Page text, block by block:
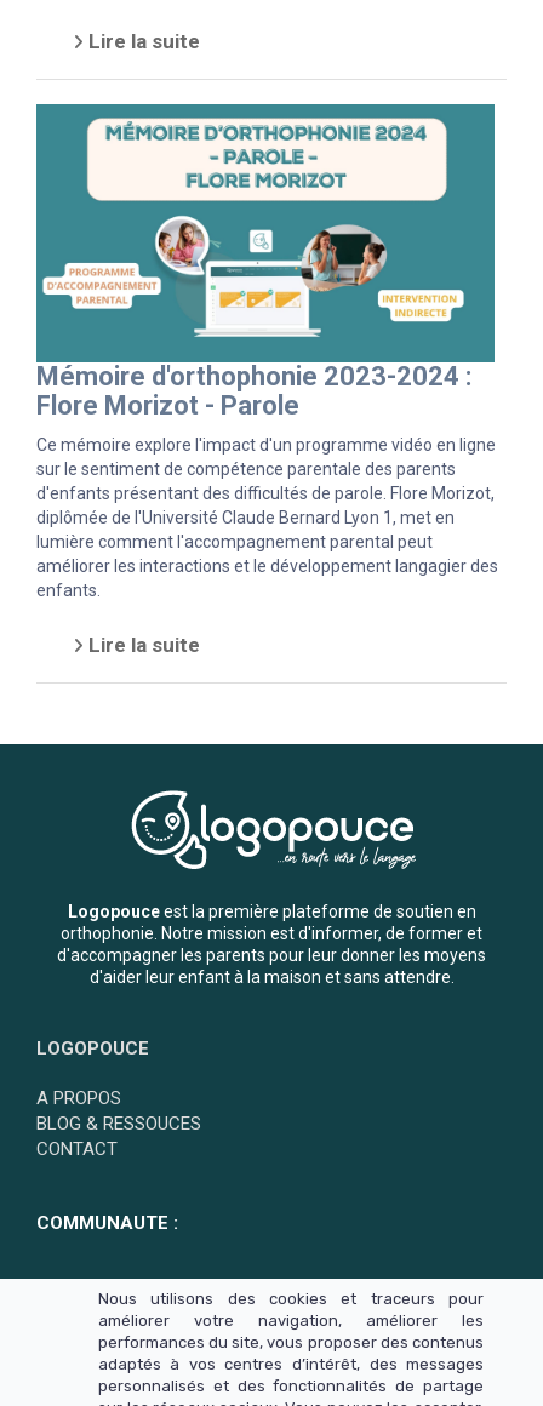
Lire la suite
Mémoire d'orthophonie 2023-2024 :
Flore Morizot - Parole
Ce mémoire explore l'impact d'un programme vidéo en ligne
sur le sentiment de compétence parentale des parents
d'enfants présentant des difficultés de parole. Flore Morizot,
diplômée de l'Université Claude Bernard Lyon 1, met en
lumière comment l'accompagnement parental peut
améliorer les interactions et le développement langagier des
enfants.
Lire la suite
Logopouceest la première plateforme de soutien en
orthophonie. Notre mission est d'informer, de former et
d'accompagner les parents pour leur donner les moyens
d'aider leur enfant à la maison et sans attendre.
LOGOPOUCE
A PROPOS
BLOG & RESSOUCES
CONTACT
COMMUNAUTE :
Nous utilisons des cookies et traceurs pour
améliorer votre navigation, améliorer les
performances du site, vous proposer des contenus
adaptés à vos centres d’intérêt, des messages
personnalisés et des fonctionnalités de partage